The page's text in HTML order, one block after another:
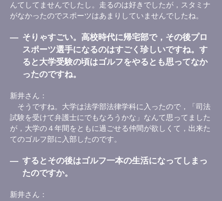
んてしてませんでしたし。走るのは好きでしたが，スタミナ
がなかったのでスポーツはあまりしていませんでしたね。
― そりゃすごい。高校時代に帰宅部で，その後プロ
スポーツ選手になるのはすごく珍しいですね。す
ると大学受験の頃はゴルフをやるとも思ってなか
ったのですね。
新井さん
そうですね。大学は法学部法律学科に入ったので，「司法
試験を受けて弁護士にでもなろうかな」なんて思ってました
が，大学の４年間をともに過ごせる仲間が欲しくて，出来た
てのゴルフ部に入部したのです。
― するとその後はゴルフ一本の生活になってしまっ
たのですか。
新井さん